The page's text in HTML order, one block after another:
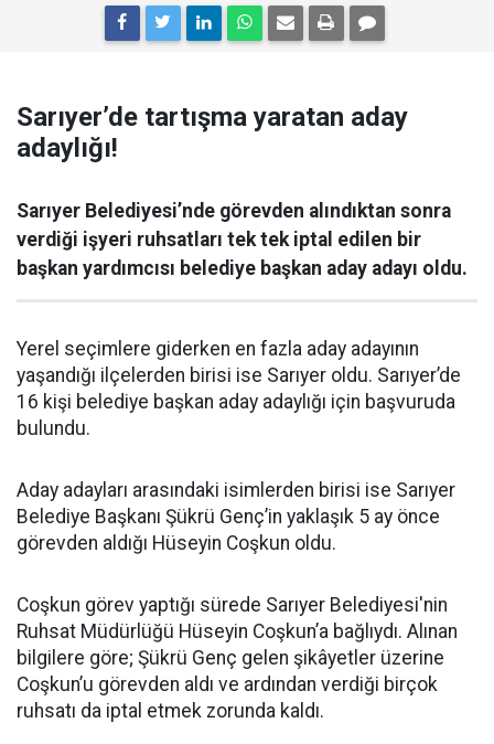
Sarıyer’de tartışma yaratan aday
adaylığı!
Sarıyer Belediyesi’nde görevden alındıktan sonra
verdiği işyeri ruhsatları tek tek iptal edilen bir
başkan yardımcısı belediye başkan aday adayı oldu.
Yerel seçimlere giderken en fazla aday adayının
yaşandığı ilçelerden birisi ise Sarıyer oldu. Sarıyer’de
16 kişi belediye başkan aday adaylığı için başvuruda
bulundu.
Aday adayları arasındaki isimlerden birisi ise Sarıyer
Belediye Başkanı Şükrü Genç’in yaklaşık 5 ay önce
görevden aldığı Hüseyin Coşkun oldu.
Coşkun görev yaptığı sürede Sarıyer Belediyesi'nin
Ruhsat Müdürlüğü Hüseyin Coşkun’a bağlıydı. Alınan
bilgilere göre; Şükrü Genç gelen şikâyetler üzerine
Coşkun’u görevden aldı ve ardından verdiği birçok
ruhsatı da iptal etmek zorunda kaldı.